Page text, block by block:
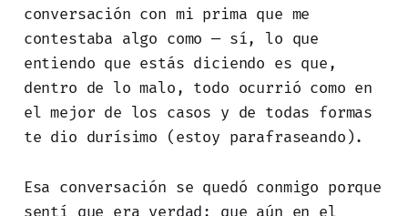
conversación con mi prima que me
contestaba algo como — sí, lo que
entiendo que estás diciendo es que,
dentro de lo malo, todo ocurrió como en
el mejor de los casos y de todas formas
te dio durísimo (estoy parafraseando).
Esa conversación se quedó conmigo porque
sentí que era verdad; que aún en el